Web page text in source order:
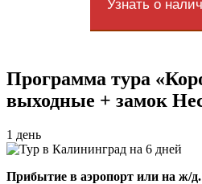
Узнать о
Программа тура
выходные + замок
1 день
Прибытие в аэропорт или на ж/